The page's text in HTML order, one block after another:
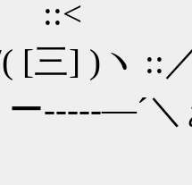
.::|
)ヽ ::／
‐‐―´＼